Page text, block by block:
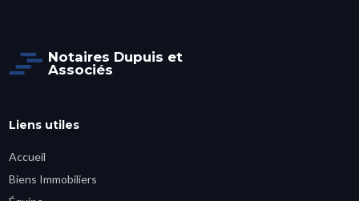
Notaires Dupuis et
Associés
Liens utiles
Accueil
Biens Immobiliers